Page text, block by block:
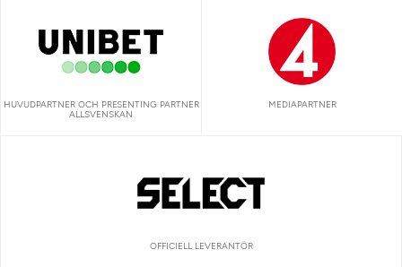
HUVUDPARTNER OCH PRESENTING PARTNER
ALLSVENSKAN
MEDIAPARTNER
OFFICIELL LEVERANTÖR